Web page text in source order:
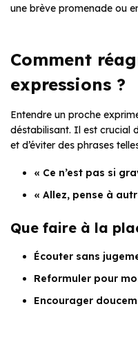
une brève promenade ou
Comment
expressions ?
Entendre un proche
déstabilisant. Il est crucial
et d’éviter des phrases
« Ce n’est pas si
« Allez, pense à
Que faire à la
Écouter sans
Reformuler pour
Encourager